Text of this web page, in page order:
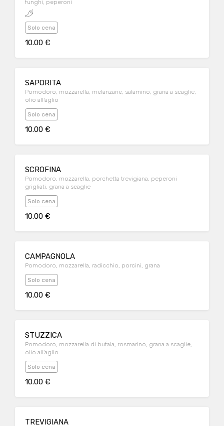
funghi, peperoni
Solo cena
10.00 €
SAPORITA
Pomodoro, mozzarella, melanzane, salamino, grana a scaglie,
olio all'aglio
Solo cena
10.00 €
SCROFINA
Pomodoro, mozzarella, porchetta trevigiana, peperoni
grigliati, grana a scaglie
Solo cena
10.00 €
CAMPAGNOLA
Pomodoro, mozzarella, radicchio, porcini, grana
Solo cena
10.00 €
STUZZICA
Pomodoro, mozzarella di bufala, rosmarino, grana a scaglie,
olio all'aglio
Solo cena
10.00 €
TREVIGIANA